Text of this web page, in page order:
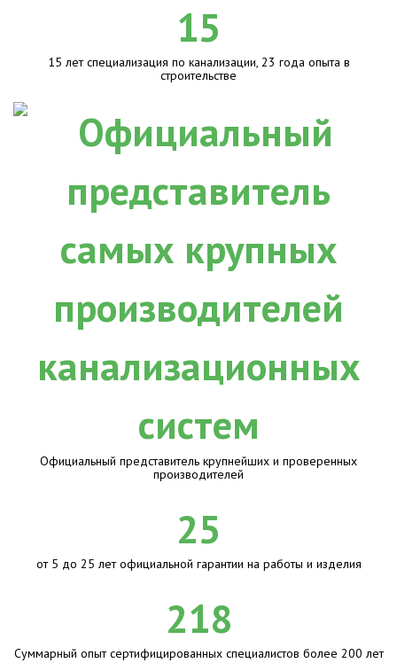
15
15 лет специализация по канализации, 23 года опыта в
строительстве
Официальный представитель крупнейших и проверенных
производителей
25
от 5 до 25 лет официальной гарантии на работы и изделия
218
Суммарный опыт сертифицированных специалистов более 200 лет